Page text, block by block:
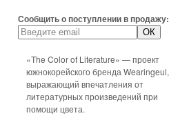
Сообщить о поступлении в продажу:
«The Color of Literature» — проект
южнокорейского бренда Wearingeul,
выражающий впечатления от
литературных произведений при
помощи цвета.